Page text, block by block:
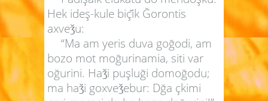
Hek ideş-kule biçik Ğorontis
axveǯu:
“Ma am yeris duva goğodi, am
bozo mot moğurinamia, siti var
oğurini. Haǯi puşluği domoğodu;
ma haǯi goxveǯebur: Dğa çkimi